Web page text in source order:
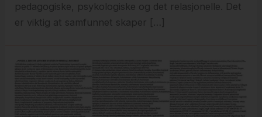
pedagogiske, psykologiske og det relasjonelle. Det
er viktig at samfunnet skaper […]